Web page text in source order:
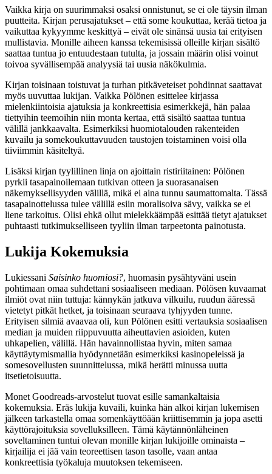
Vaikka kirja on suurimmaksi osaksi onnistunut, se ei ole täysin ilman
puutteita. Kirjan perusajatukset – että some koukuttaa, kerää tietoa ja
vaikuttaa kykyymme keskittyä – eivät ole sinänsä uusia tai erityisen
mullistavia. Monille aiheen kanssa tekemisissä olleille kirjan sisältö
saattaa tuntua jo entuudestaan tutulta, ja jossain määrin olisi voinut
toivoa syvällisempää analyysiä tai uusia näkökulmia.
Kirjan toisinaan toistuvat ja turhan pitkäveteiset pohdinnat saattavat
myös uuvuttaa lukijan. Vaikka Pölönen esittelee kirjassa
mielenkiintoisia ajatuksia ja konkreettisia esimerkkejä, hän palaa
tiettyihin teemoihin niin monta kertaa, että sisältö saattaa tuntua
välillä jankkaavalta. Esimerkiksi huomiotalouden rakenteiden
kuvailu ja somekoukuttavuuden taustojen toistaminen voisi olla
tiiviimmin käsiteltyä.
Lisäksi kirjan tyylillinen linja on ajoittain ristiriitainen: Pölönen
pyrkii tasapainoilemaan tutkivan otteen ja suorasanaisen
näkemyksellisyyden välillä, mikä ei aina tunnu saumattomalta. Tässä
tasapainottelussa tulee välillä esiin moralisoiva sävy, vaikka se ei
liene tarkoitus. Olisi ehkä ollut mielekkäämpää esittää tietyt ajatukset
puhtaasti tutkimukselliseen tyyliin ilman tarpeetonta painotusta.
Lukija Kokemuksia
Lukiessani Saisinko huomiosi?, huomasin pysähtyväni usein
pohtimaan omaa suhdettani sosiaaliseen mediaan. Pölösen kuvaamat
ilmiöt ovat niin tuttuja: kännykän jatkuva vilkuilu, ruudun ääressä
vietetyt pitkät hetket, ja toisinaan seuraava tyhjyyden tunne.
Erityisen silmiä avaavaa oli, kun Pölönen esitti vertauksia sosiaalisen
median ja muiden riippuvuutta aiheuttavien asioiden, kuten
uhkapelien, välillä. Hän havainnollistaa hyvin, miten samaa
käyttäytymismallia hyödynnetään esimerkiksi kasinopeleissä ja
somesovellusten suunnittelussa, mikä herätti minussa uutta
itsetietoisuutta.
Monet Goodreads-arvostelut tuovat esille samankaltaisia
kokemuksia. Eräs lukija kuvaili, kuinka hän alkoi kirjan lukemisen
jälkeen tarkastella omaa somenkäyttöään kriittisemmin ja jopa asetti
käyttörajoituksia sovelluksilleen. Tämä käytännönläheinen
soveltaminen tuntui olevan monille kirjan lukijoille ominaista –
kirjailija ei jää vain teoreettisen tason tasolle, vaan antaa
konkreettisia työkaluja muutoksen tekemiseen.